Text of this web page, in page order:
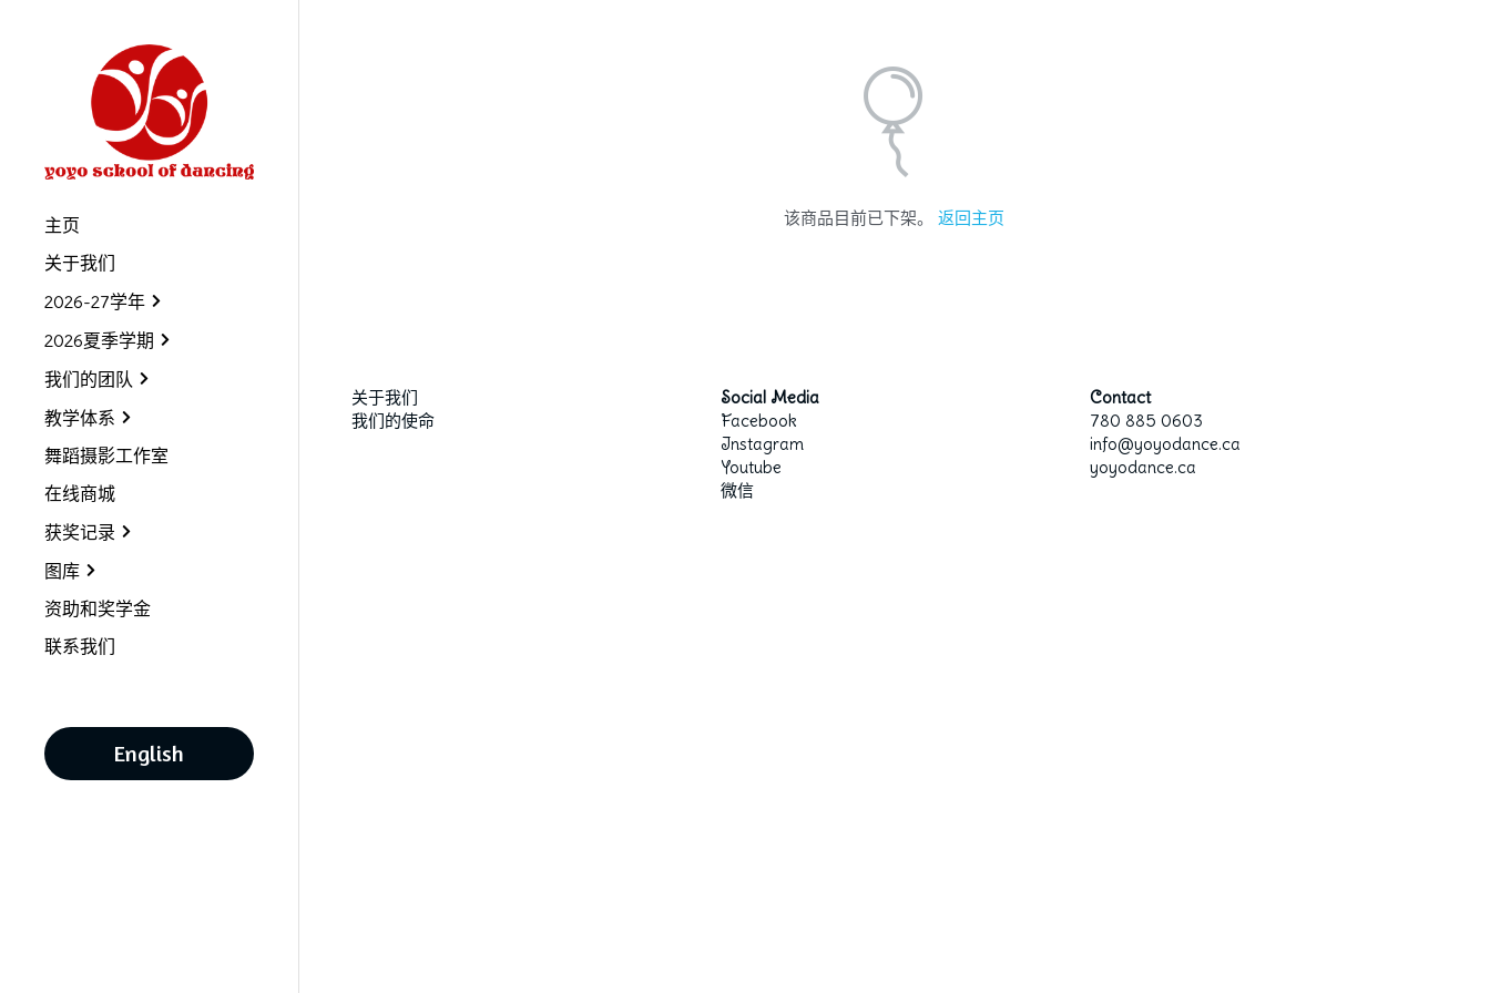
主页
关于我们
2026-27学年
2026夏季学期
我们的团队
教学体系
舞蹈摄影工作室
在线商城
获奖记录
图库
资助和奖学金
联系我们
English
该商品目前已下架。 返回主页
关于我们
我们的使命
Social Media
Facebook
Instagram
Youtube
微信
Contact
780 885 0603
info@yoyodance.ca
yoyodance.ca